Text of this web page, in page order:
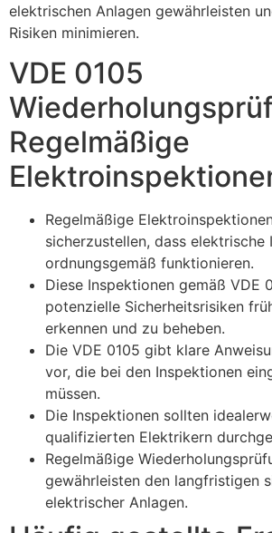
elektrischen Anlagen gewährleisten
Risiken minimieren.
VDE 0105
Regelmäßige
Regelmäßige
sicherzustellen, dass elektrische
ordnungsgemäß funktionieren.
Diese Inspektionen gemäß VDE
potenzielle Sicherheitsrisiken
erkennen und zu beheben.
Die VDE 0105 gibt klare
vor, die bei den Inspektionen
müssen.
Die Inspektionen sollten
qualifizierten Elektrikern
Regelmäßige
gewährleisten den langfristigen
elektrischer Anlagen.